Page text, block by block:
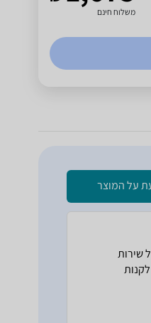
משלוח חינם
על המוצר
שירות